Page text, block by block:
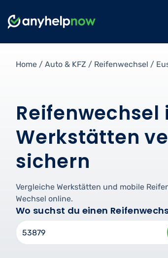
Home / Auto & KFZ / Reifenwechsel /
Reifenwechsel
Werkstätten
sichern
Vergleiche Werkstätten und mobile
Wechsel online.
Wo suchst du einen